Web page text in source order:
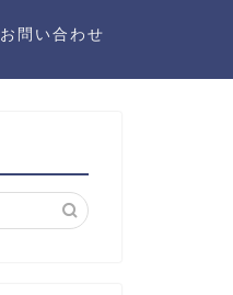
お問い合わせ